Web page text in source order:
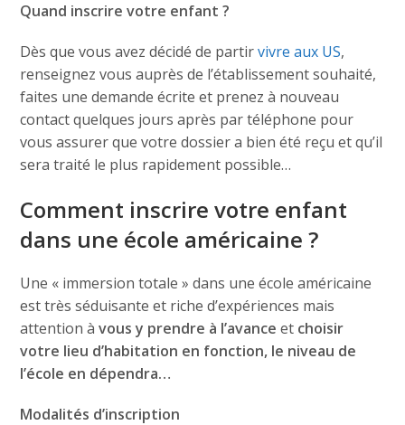
Quand inscrire votre enfant ?
Dès que vous avez décidé de partirvivre aux US,
renseignez vous auprès de l’établissement souhaité,
faites une demande écrite et prenez à nouveau
contact quelques jours après par téléphone pour
vous assurer que votre dossier a bien été reçu et qu’il
sera traité le plus rapidement possible…
Comment inscrire votre enfant
dans une école américaine ?
Une « immersion totale » dans une école américaine
est très séduisante et riche d’expériences mais
attention àvous y prendre à l’avanceet choisir
votre lieu d’habitation en fonction, le niveau de
l’école en dépendra…
Modalités d’inscription